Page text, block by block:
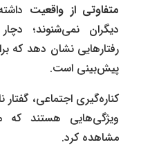
متفاوتی از واقعیت
دیگران نمی‌شنوند؛
رفتارهایی نشان دهد که
پیش‌بینی است.
کناره‌گیری اجتماعی، گفتار
ویژگی‌هایی هستند که
مشاهده کرد.